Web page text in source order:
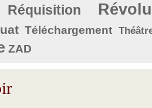
Réquisition
Téléchargement
ZAD